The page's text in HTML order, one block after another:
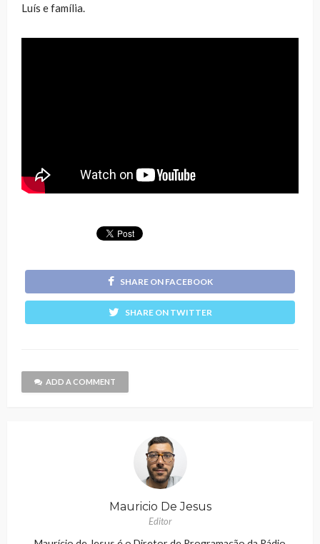
Luís e família.
SHARE ON FACEBOOK
SHARE ON TWITTER
ADD A COMMENT
Mauricio De Jesus
Editor